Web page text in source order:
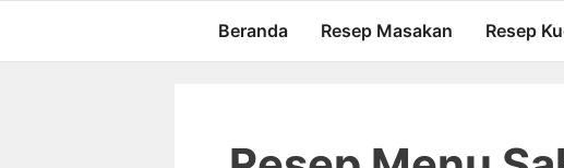
isi
Beranda Resep Masakan Resep